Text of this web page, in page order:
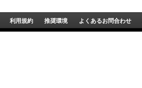
利用規約 推奨環境 よくあるお問合わせ